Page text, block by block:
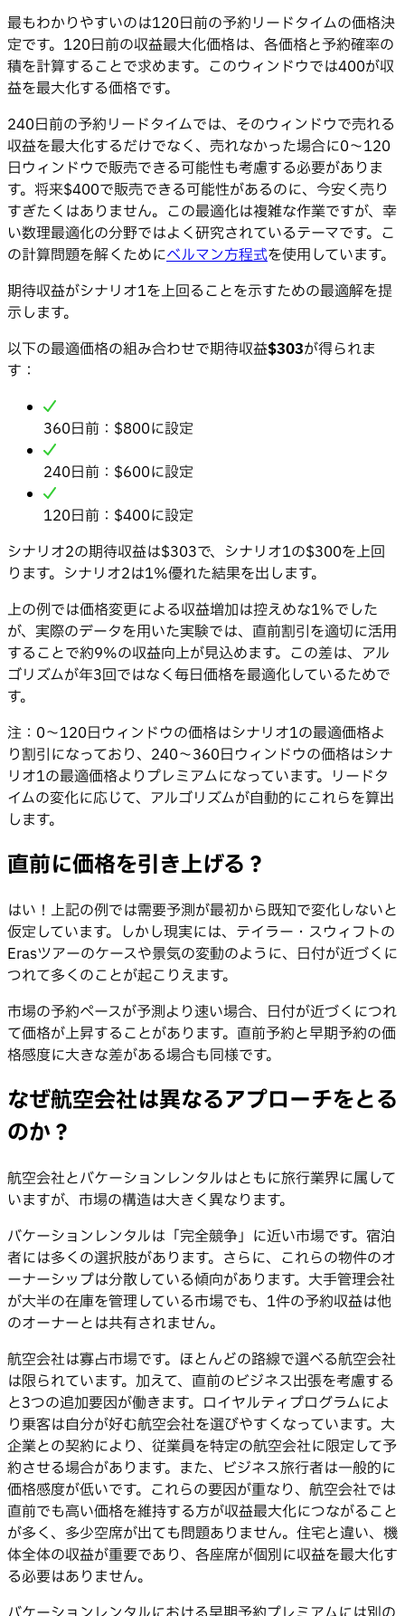
最もわかりやすいのは120日前の予約リードタイムの価格決
定です。120日前の収益最大化価格は、各価格と予約確率の
積を計算することで求めます。このウィンドウでは400が収
益を最大化する価格です。
240日前の予約リードタイムでは、そのウィンドウで売れる
収益を最大化するだけでなく、売れなかった場合に0〜120
日ウィンドウで販売できる可能性も考慮する必要がありま
す。将来$400で販売できる可能性があるのに、今安く売り
すぎたくはありません。この最適化は複雑な作業ですが、幸
い数理最適化の分野ではよく研究されているテーマです。こ
の計算問題を解くためにベルマン方程式を使用しています。
期待収益がシナリオ1を上回ることを示すための最適解を提
示します。
以下の最適価格の組み合わせで期待収益$303が得られま
す：
360日前：$800に設定
240日前：$600に設定
120日前：$400に設定
シナリオ2の期待収益は$303で、シナリオ1の$300を上回
ります。シナリオ2は1%優れた結果を出します。
上の例では価格変更による収益増加は控えめな1%でした
が、実際のデータを用いた実験では、直前割引を適切に活用
することで約9%の収益向上が見込めます。この差は、アル
ゴリズムが年3回ではなく毎日価格を最適化しているためで
す。
注：0〜120日ウィンドウの価格はシナリオ1の最適価格よ
り割引になっており、240〜360日ウィンドウの価格はシナ
リオ1の最適価格よりプレミアムになっています。リードタ
イムの変化に応じて、アルゴリズムが自動的にこれらを算出
します。
直前に価格を引き上げる？
はい！上記の例では需要予測が最初から既知で変化しないと
仮定しています。しかし現実には、テイラー・スウィフトの
Erasツアーのケースや景気の変動のように、日付が近づくに
つれて多くのことが起こりえます。
市場の予約ペースが予測より速い場合、日付が近づくにつれ
て価格が上昇することがあります。直前予約と早期予約の価
格感度に大きな差がある場合も同様です。
なぜ航空会社は異なるアプローチをとる
のか？
航空会社とバケーションレンタルはともに旅行業界に属して
いますが、市場の構造は大きく異なります。
バケーションレンタルは「完全競争」に近い市場です。宿泊
者には多くの選択肢があります。さらに、これらの物件のオ
ーナーシップは分散している傾向があります。大手管理会社
が大半の在庫を管理している市場でも、1件の予約収益は他
のオーナーとは共有されません。
航空会社は寡占市場です。ほとんどの路線で選べる航空会社
は限られています。加えて、直前のビジネス出張を考慮する
と3つの追加要因が働きます。ロイヤルティプログラムによ
り乗客は自分が好む航空会社を選びやすくなっています。大
企業との契約により、従業員を特定の航空会社に限定して予
約させる場合があります。また、ビジネス旅行者は一般的に
価格感度が低いです。これらの要因が重なり、航空会社では
直前でも高い価格を維持する方が収益最大化につながること
が多く、多少空席が出ても問題ありません。住宅と違い、機
体全体の収益が重要であり、各座席が個別に収益を最大化す
る必要はありません。